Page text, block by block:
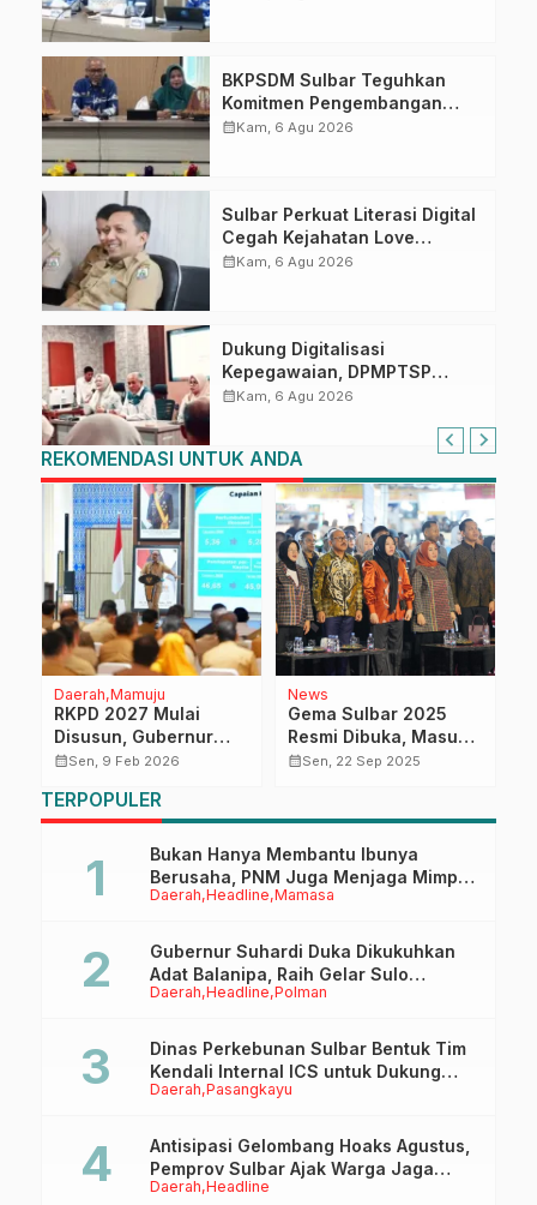
BKPSDM Sulbar Teguhkan
Komitmen Pengembangan
Kompetensi ASN melalui
calendar_monthKam, 6 Agu 2026
Sulbar Perkuat Literasi Digital
Cegah Kejahatan Love
Scamming
calendar_monthKam, 6 Agu 2026
Dukung Digitalisasi
Kepegawaian, DPMPTSP
Sulbar Siap Terapkan Aplikasi
calendar_monthKam, 6 Agu 2026
REKOMENDASI UNTUK ANDA
Daerah Mamuju
RKPD 2027 Mulai
Disusun, Gubernur
Sulbar Siapkan Rp60
Karya
calendar_monthSen, 9 Feb 2026
News
Gema Sulbar 2025
Resmi Dibuka, Masuk
Karisma Event
calendar_monthSen, 22 Sep 2025
TERPOPULER
Daerah Headline Mamasa
Bukan Hanya Membantu Ibunya
Berusaha, PNM Juga Menjaga Mimpi
Anaknya Untuk Menggapai Cita-Cita
Daerah Headline Polman
Gubernur Suhardi Duka Dikukuhkan
Adat Balanipa, Raih Gelar Sulo
Tappidena
Daerah Pasangkayu
Dinas Perkebunan Sulbar Bentuk Tim
Kendali Internal ICS untuk Dukung
Sertifikasi ISPO Pekebun di
Daerah Headline
Antisipasi Gelombang Hoaks Agustus,
Pemprov Sulbar Ajak Warga Jaga
Ruang Digital